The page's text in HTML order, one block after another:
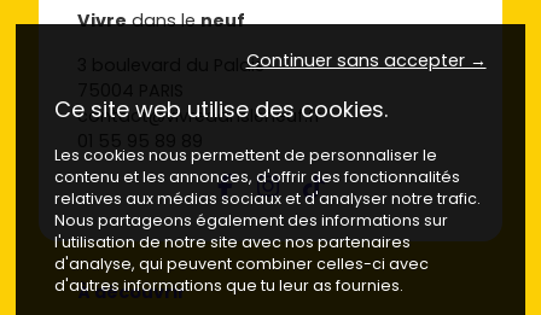
Vivredans leneuf
3 boulevard du Palais
contact@vivredansleneuf.fr
À découvrir
Continuer sans accepter →
Ce site web utilise des cookies.
Les cookies nous permettent de personnaliser le
contenu et les annonces, d'offrir des fonctionnalités
relatives aux médias sociaux et d'analyser notre trafic.
Nous partageons également des informations sur
l'utilisation de notre site avec nos partenaires
d'analyse, qui peuvent combiner celles-ci avec
d'autres informations que tu leur as fournies.